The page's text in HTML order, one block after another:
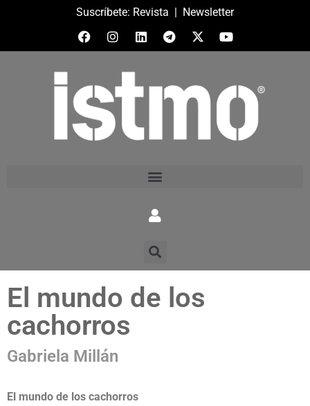
Suscríbete: Revista | Newsletter
El mundo de los
cachorros
Gabriela Millán
El mundo de los cachorros